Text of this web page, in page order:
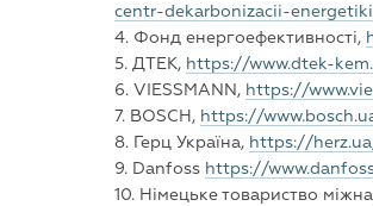
centr-dekarbonizacii-energetiki
4. Фонд енергоефективності,
5. ДТЕК, https://www.dtek-
6. VIESSMANN, https://
7. BOSCH, https://
8. Герц Україна, https://
9. Danfoss https://
10. Німецьке товариство